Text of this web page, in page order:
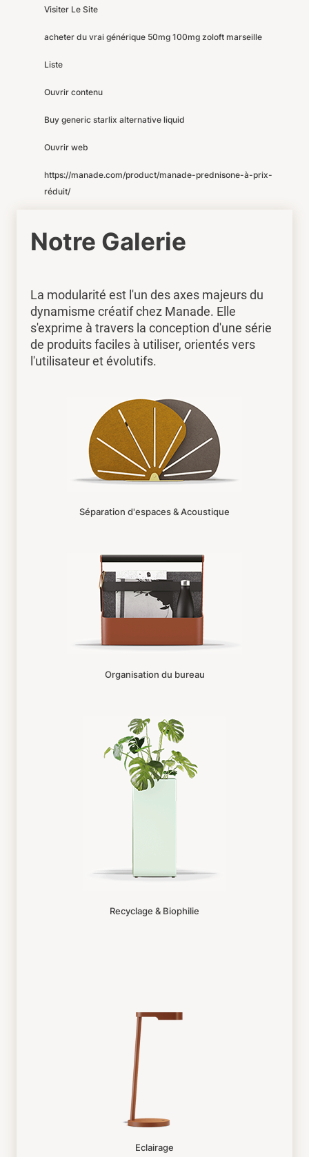
Visiter Le Site
acheter du vrai générique 50mg 100mg zoloft marseille
Liste
Ouvrir contenu
Buy generic starlix alternative liquid
Ouvrir web
https://manade.com/product/manade-prednisone-à-prix-
réduit/
Notre Galerie
La modularité est l'un des axes majeurs du
dynamisme créatif chez Manade. Elle
s'exprime à travers la conception d'une série
de produits faciles à utiliser, orientés vers
l'utilisateur et évolutifs.
Séparation d'espaces & Acoustique
Organisation du bureau
Recyclage & Biophilie
Eclairage